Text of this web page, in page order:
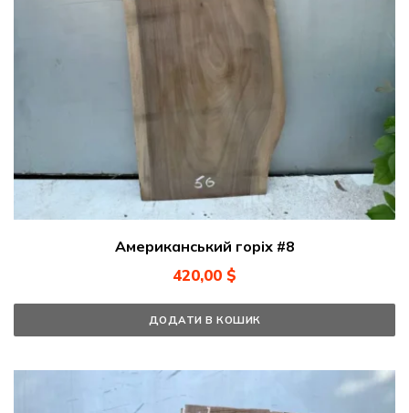
Американський горіх #8
420,00 $
ДОДАТИ В КОШИК